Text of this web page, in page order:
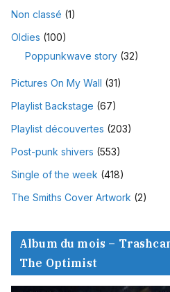
Non classé (1)
Oldies (100)
Poppunkwave story (32)
Pictures On My Wall (31)
Playlist Backstage (67)
Playlist découvertes (203)
Post-punk shivers (553)
Single of the week (418)
The Smiths Cover Artwork (2)
Album du mois –
The Optimist